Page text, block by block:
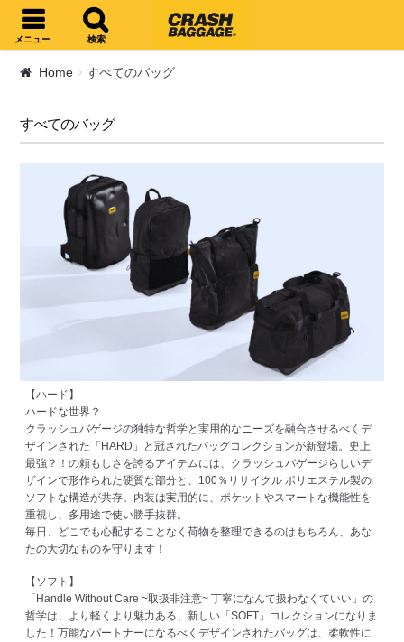
ナビゲーションへスキップ
コンテンツへスキップ
メニュー 検索
Home すべてのバッグ
すべてのバッグ
【ハード】
ハードな世界？
クラッシュバゲージの独特な哲学と実用的なニーズを融合させるべくデ
ザインされた「HARD」と冠されたバッグコレクションが新登場。史上
最強？！の頼もしさを誇るアイテムには、クラッシュバゲージらしいデ
ザインで形作られた硬質な部分と、100％リサイクル ポリエステル製の
ソフトな構造が共存。内装は実用的に、ポケットやスマートな機能性を
重視し、多用途で使い勝手抜群。
毎日、どこでも心配することなく荷物を整理できるのはもちろん、あな
たの大切なものを守ります！
【ソフト】
「Handle Without Care ~取扱非注意~ 丁寧になんて扱わなくていい」の
哲学は、より軽くより魅力ある、新しい「SOFT」コレクションになりま
した！万能なパートナーになるべくデザインされたバッグは、柔軟性に